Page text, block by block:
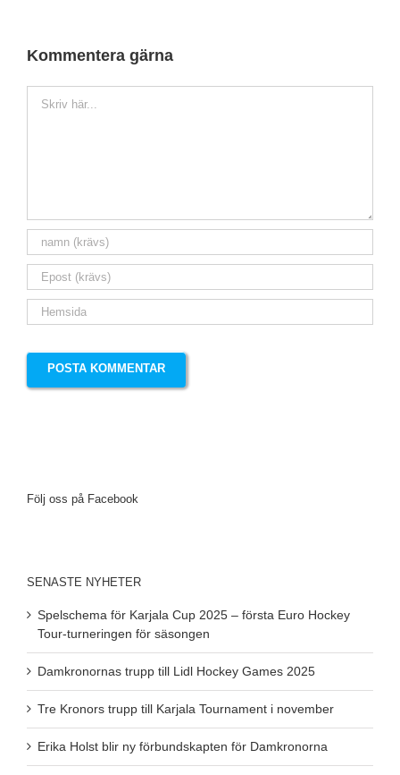
Kommentera gärna
Följ oss på Facebook
SENASTE NYHETER
Spelschema för Karjala Cup 2025 – första Euro Hockey
Tour-turneringen för säsongen
Damkronornas trupp till Lidl Hockey Games 2025
Tre Kronors trupp till Karjala Tournament i november
Erika Holst blir ny förbundskapten för Damkronorna